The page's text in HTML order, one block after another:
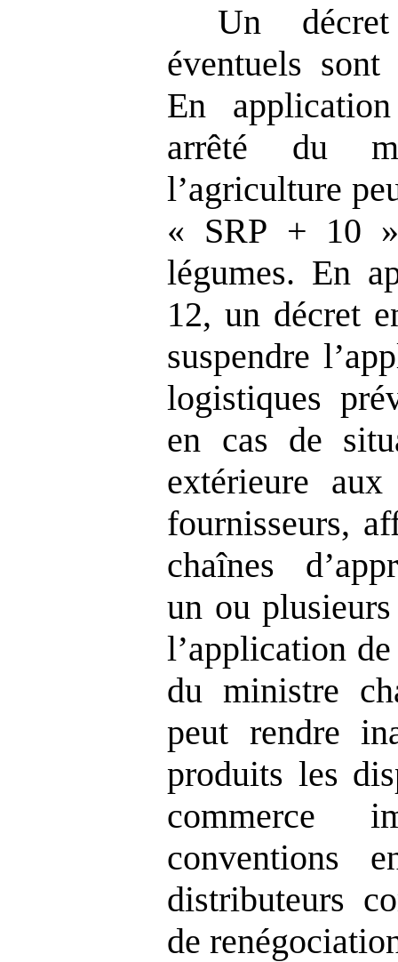
Un
éventuels
En
arrêté du
l’agriculture
« SRP + 10
légumes. En
12, un décret
suspendre
logistiques
en cas de
extérieure
fournisseurs,
chaînes
un ou
l’application
du ministre
peut rendre
produits les
commerce
conventions
distributeurs
de